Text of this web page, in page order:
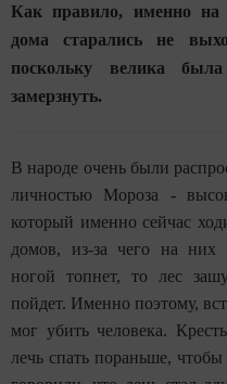
Как правило, именно на
дома старались не
поскольку велика
замерзнуть.
В народе очень были
личностью Мороза -
который именно сейчас
домов, из-за чего на них
ногой топнет, то лес
пойдет. Именно поэтому,
мог убить человека.
лечь спать пораньше,